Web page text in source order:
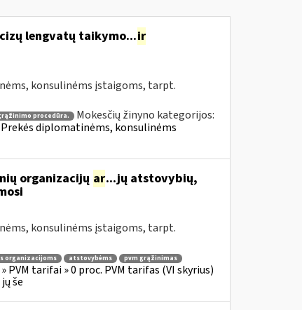
lengvatų taikymo...ir
konsulinėms įstaigoms, tarpt.
procedūra.
Mokesčių žinyno kategorijos:
diplomatinėms, konsulinėms
organizacijų ar...jų atstovybių,
konsulinėms įstaigoms, tarpt.
organizacijoms atstovybėms
pvm grąžinimas
tarifai » 0 proc. PVM tarifas (VI skyrius)
še